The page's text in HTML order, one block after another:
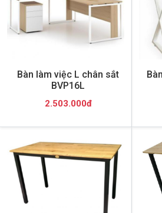
Bàn làm việc L chân sắt
BVP16L
2.503.000đ